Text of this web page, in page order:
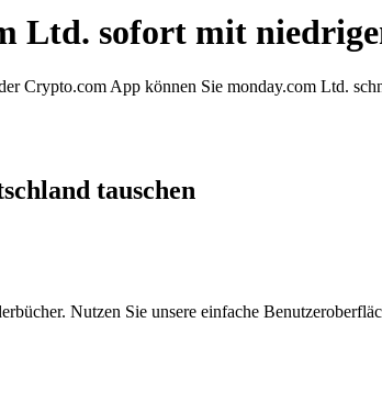
Ltd. sofort mit
Crypto.com App können Sie monday.com Ltd.
tauschen
Nutzen Sie unsere einfache